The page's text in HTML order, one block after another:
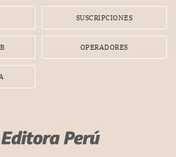
SUSCRIPCIONES
OPERADORES